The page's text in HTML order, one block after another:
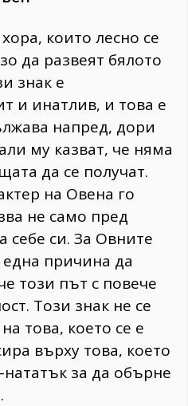
които лесно се
да развеят бялото
знак е
и инатлив, и това е
напред, дори
му казват, че няма
да се получат.
на Овена го
не само пред
себе си. За Овните
причина да
този път с повече
Този знак не се
това, което се е
върху това, което
за да обърне